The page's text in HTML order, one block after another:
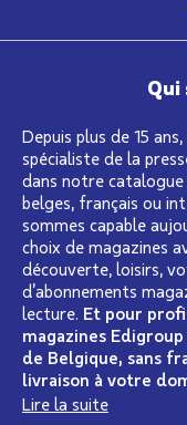
Qui
Depuis plus de 15
spécialiste de la
dans notre
belges, français ou
sommes capable
choix de magazines
découverte, loisirs,
d’abonnements
lecture. Et pour
magazines
de Belgique, sans
livraison à votre
Lire la suite